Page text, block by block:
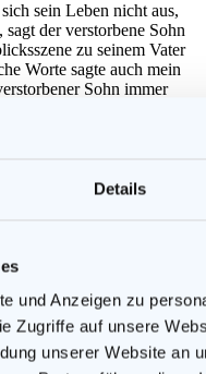
Details
und Anzeigen zu
Zugriffe auf unsere
unserer Website an
sein Leben nicht aus,
sagt der verstorbene Sohn
zu seinem Vater
Worte sagte auch mein
Sohn immer
…
Dankbarkeit
Menschen ohne
wo er sich häufig
hatte …“Haben die keine
„Offenbar
ich ihm dann zumeist.